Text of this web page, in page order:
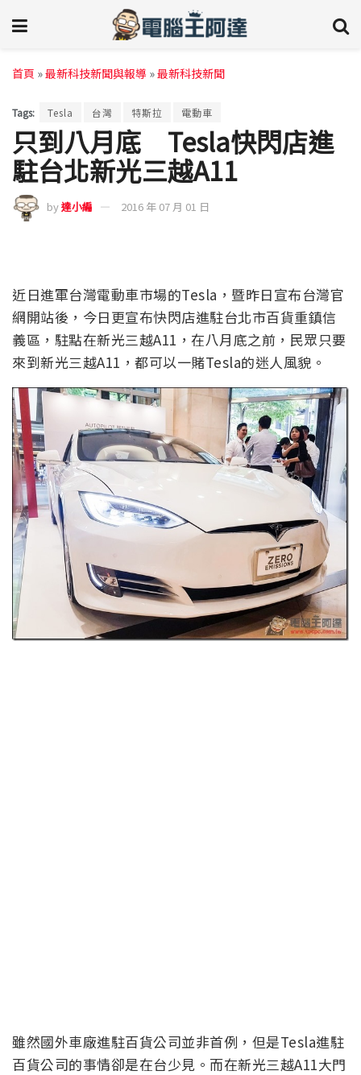
首頁 »最新科技新聞與報導 »最新科技新聞
Tags: Tesla 台灣 特斯拉 電動車
只到八月底 Tesla快閃店進
駐台北新光三越A11
by達小編 2016 年 07 月 01 日
近日進軍台灣電動車市場的Tesla，暨昨日宣布台灣官
網開站後，今日更宣布快閃店進駐台北市百貨重鎮信
義區，駐點在新光三越A11，在八月底之前，民眾只要
來到新光三越A11，都可以一賭Tesla的迷人風貌。
雖然國外車廠進駐百貨公司並非首例，但是Tesla進駐
百貨公司的事情卻是在台少見。而在新光三越A11大門